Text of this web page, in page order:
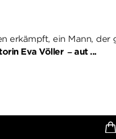
erkämpft, ein Mann,
Eva Völler – aut ...